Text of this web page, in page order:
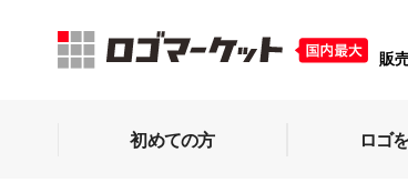
販
初めての方 ロゴ